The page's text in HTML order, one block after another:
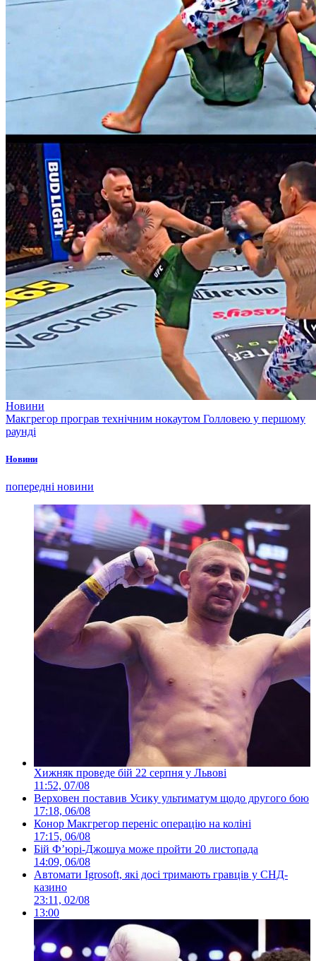
Новини
Макгрегор програв технічним нокаутом Голловею у першому
раунді
Новини
попередні новини
Хижняк проведе бій 22 серпня у Львові
11:52, 07/08
Верховен поставив Усику ультиматум щодо другого бою
17:18, 06/08
Конор Макгрегор переніс операцію на коліні
17:15, 06/08
Бій Ф’юрі-Джошуа може пройти 20 листопада
14:09, 06/08
Автомати Igrosoft, які досі тримають гравців у СНД-
казино
23:11, 02/08
13:00